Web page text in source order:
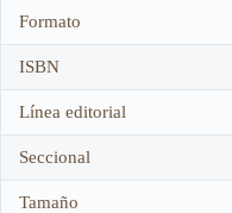
Formato
ISBN
Línea editorial
Seccional
Tamaño